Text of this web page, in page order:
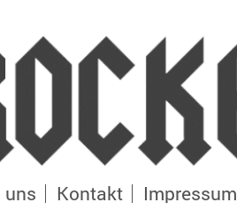
uns Kontakt Impressum